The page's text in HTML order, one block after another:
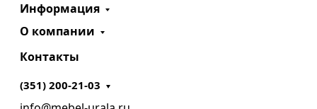
Информация
О компании
Контакты
(351) 200-21-03